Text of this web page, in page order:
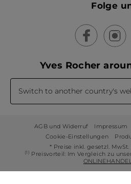
Folge
Yves Rocher
Switch to another country's
AGB und Widerruf Impressum
Cookie-Einstellungen
* Preise inkl. gesetzl.
(1) Preisvorteil: Im Vergleich zu